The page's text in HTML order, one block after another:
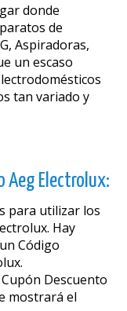
donde
de
Aspiradoras,
un escaso
tan variado y
Aeg Electrolux:
para utilizar los
Hay
Código
Descuento
mostrará el